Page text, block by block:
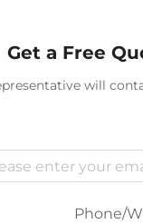
Get a
Our